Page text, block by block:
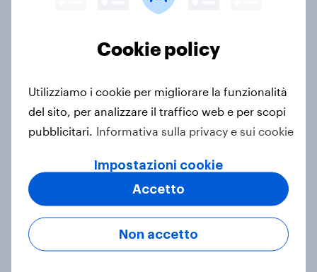
Prada acquisisce Versace:
Articolo
Yves Rocher: Retail Brand Mover di
Febbraio 2025
Cookie policy
Utilizziamo i cookie per migliorare la funzionalità
del sito, per analizzare il traffico web e per scopi
pubblicitari.
Informativa sulla privacy e sui cookie
Impostazioni cookie
Non accetto
Accetto